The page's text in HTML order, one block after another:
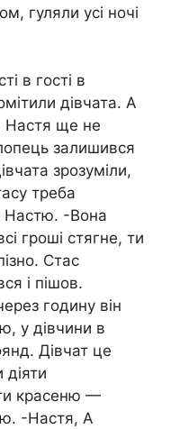
гуляли усі ночі
в гості в
дівчата. А
Настя ще не
залишився
зрозуміли,
треба
Настю. -Вона
гроші стягне, ти
Стас
і пішов.
годину він
у дівчини в
Дівчат це
красеню —
-Настя, А